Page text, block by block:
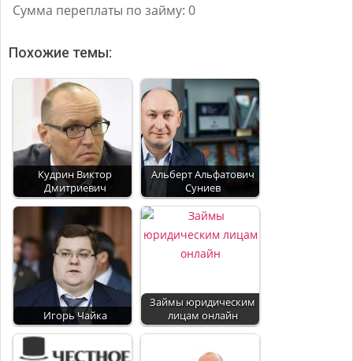
Сумма переплаты по займу:0
Похожие темы:
Кудрин Виктор
Дмитриевич
Альберт Альфатович
Суниев
Игорь Чайка
Займы юридическим
лицам онлайн